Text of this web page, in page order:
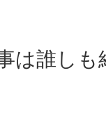
は誰し